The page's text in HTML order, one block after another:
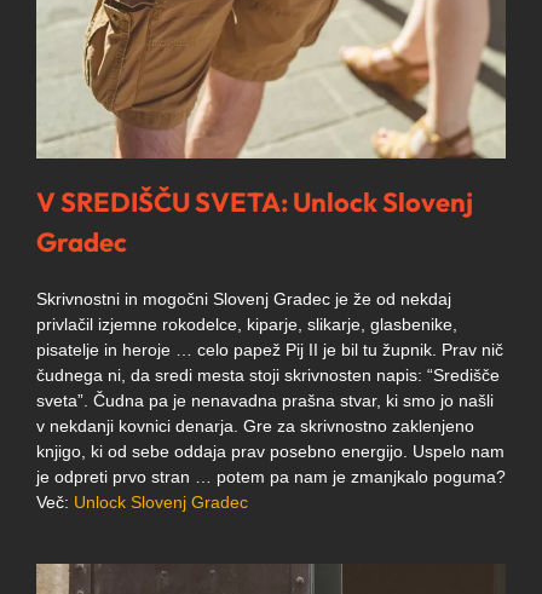
V SREDIŠČU SVETA: Unlock Slovenj
Gradec
Skrivnostni in mogočni Slovenj Gradec je že od nekdaj
privlačil izjemne rokodelce, kiparje, slikarje, glasbenike,
pisatelje in heroje … celo papež Pij II je bil tu župnik. Prav nič
čudnega ni, da sredi mesta stoji skrivnosten napis: “Središče
sveta”. Čudna pa je nenavadna prašna stvar, ki smo jo našli
v nekdanji kovnici denarja. Gre za skrivnostno zaklenjeno
knjigo, ki od sebe oddaja prav posebno energijo. Uspelo nam
je odpreti prvo stran … potem pa nam je zmanjkalo poguma?
Več: Unlock Slovenj Gradec